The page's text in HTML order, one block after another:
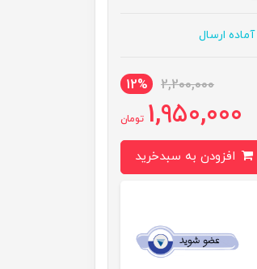
آماده ارسال
2,200,000
12%
1,950,000 تومان